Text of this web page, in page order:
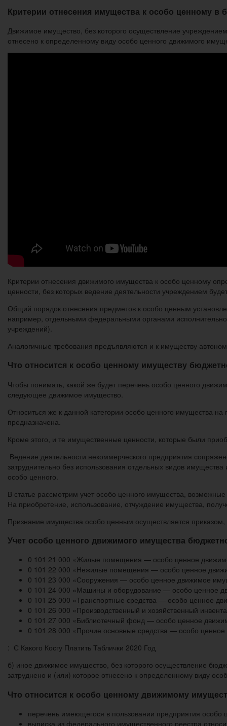
Критерии отнесения имущества к особо ценному
Движимое имущество, без которого осуществление
отнесено к определенному виду особо ценного движимого
Критерии отнесения движимого имущества к особо ценному
ценности, без которых ведение деятельности учреждением
Общий порядок отнесения предметов к особо ценным
например, отдельными федеральными органами
учреждений).
Аналогичные требования предъявляются и к имуществу
Что относится к особо ценному имуществу
Чтобы понимать, какой же будет перечень особо ценного
следующее движимое имущество.
Относиться же к данной категории особо ценного имущества
предназначена.
Кроме этого, и те имущественные ценности, которые были
Ведение деятельности некоммерческого предприятия
затруднительно без использования отдельных видов
особо ценного.
В статье рассмотрим учет особо ценного имущества,
На приобретение, использование, отчуждение имущества,
Признание имущества особо ценным осуществляется
Учет особо ценного движимого имущества
0 101 21 000 «Жилые помещения — особо ценное
0 101 22 000 «Нежилые помещения — особо ценное
0 101 23 000 «Сооружения — особо ценное движимое
0 101 24 000 «Машины и оборудование — особо ценное
0 101 25 000 «Транспортные средства — особо ценное
0 101 26 000 «Производственный и хозяйственный
0 101 27 000 «Библиотечный фонд — особо ценное
0 101 28 000 «Прочие основные средства — особо
: С Какого Косгу Платить Таблички 2020 Год
б) иное движимое имущество, без которого осуществление
затруднено и (или) которое отнесено к определенному виду
Что относится к особо ценному движимому
перечень имеющегося в пользовании предприятия особо
выписка из федерального имущественного реестра